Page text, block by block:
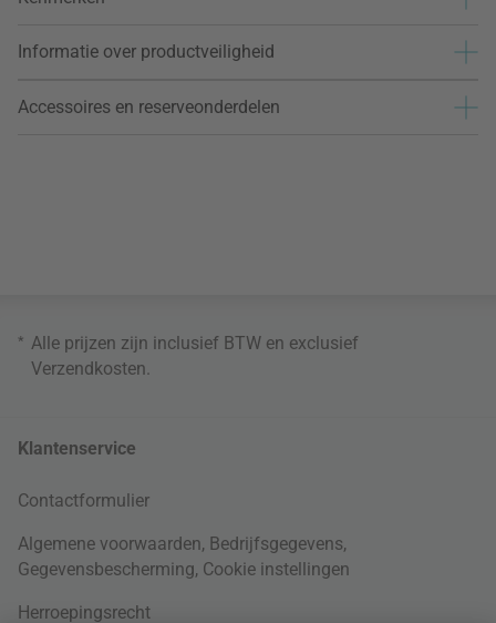
Informatie over productveiligheid
Accessoires en reserveonderdelen
* Alle prijzen zijn inclusief BTW en exclusief
Verzendkosten
Klantenservice
Contactformulier
Algemene voorwaarden, Bedrijfsgegevens,
Gegevensbescherming, Cookie instellingen
Herroepingsrecht